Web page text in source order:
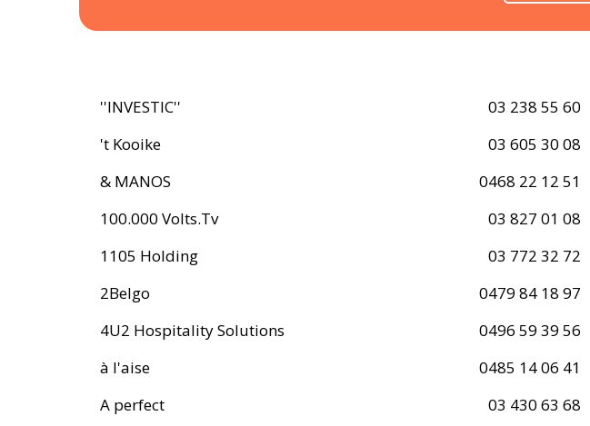
''INVESTIC''
03 238 55 60
't Kooike
03 605 30 08
& MANOS
0468 22 12 51
100.000 Volts.Tv
03 827 01 08
1105 Holding
03 772 32 72
2Belgo
0479 84 18 97
4U2 Hospitality Solutions
0496 59 39 56
à l'aise
0485 14 06 41
A perfect
03 430 63 68